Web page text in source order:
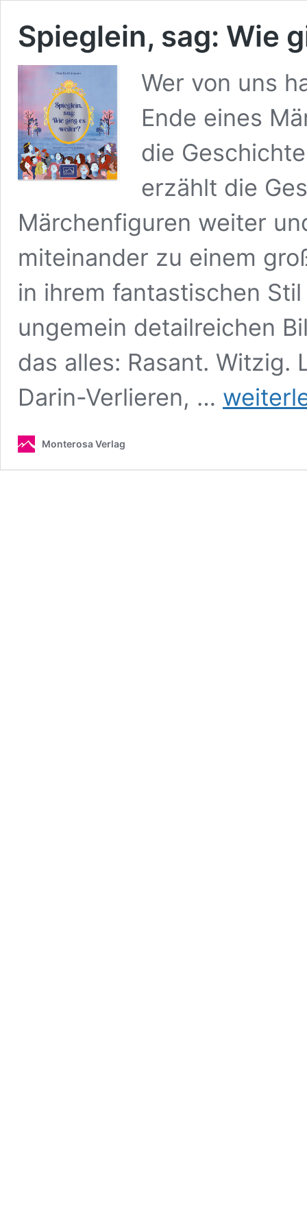
Spieglein, sag: Wie
Wer von uns
Ende eines
die
erzählt die
Märchenfiguren weiter
miteinander zu einem
in ihrem fantastischen
ungemein detailreichen
das alles: Rasant. Witzig.
Darin-Verlieren, …
Spieglein,
sag:
Monterosa Verlag